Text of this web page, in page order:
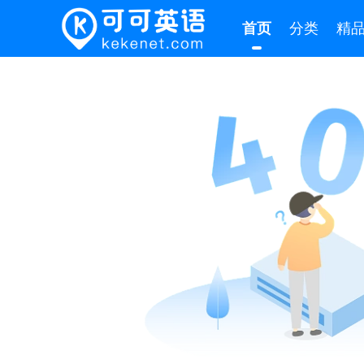
首页 分类 精